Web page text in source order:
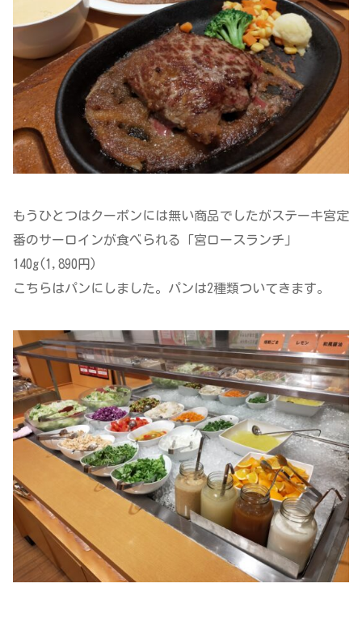
もうひとつはクーポンには無い商品でしたがステーキ宮定
番のサーロインが食べられる「宮ロースランチ」
140g(1,890円)
こちらはパンにしました。パンは2種類ついてきます。